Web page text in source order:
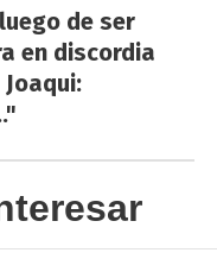
de ser
en discordia